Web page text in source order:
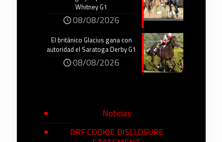
Whitney G1
08/08/2026
El británico Glacius gana con
autoridad el Saratoga Derby G1
08/08/2026
Noticias
DRF COOKIE DISCLOSURE